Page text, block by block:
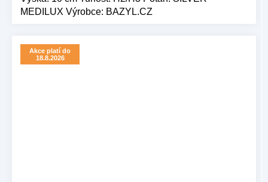
MEDILUX Výrobce: BAZYL.CZ
Akce platí do
18.8.2026